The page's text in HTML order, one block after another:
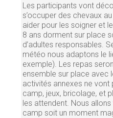
Les participants vont
s’occuper des chevaux
aider pour les soigner et
8 ans dorment sur place
d’adultes responsables.
météo nous adaptons le
exemple). Les repas
ensemble sur place avec
activités annexes ne vont
camp, jeux, bricolage, et
les attendent. Nous
camp soit un moment